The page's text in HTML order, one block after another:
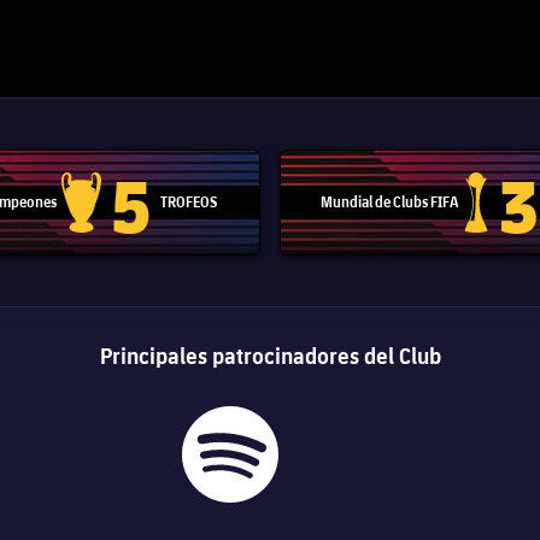
Trofeo de la Liga de Campeones
5 TROFEOS Mundial de Clubs FIFA
Trofeo del
3
Principales patrocinadores del Club